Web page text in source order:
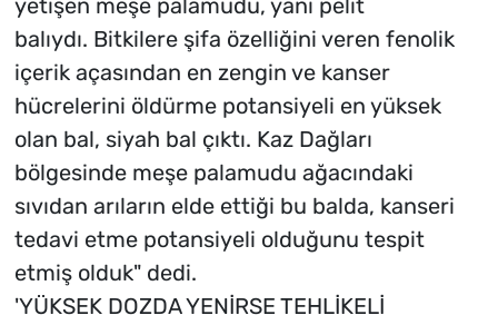
yetişen meşe palamudu, yani pelit
balıydı. Bitkilere şifa özelliğini veren fenolik
içerik açasından en zengin ve kanser
hücrelerini öldürme potansiyeli en yüksek
olan bal, siyah bal çıktı. Kaz Dağları
bölgesinde meşe palamudu ağacındaki
sıvıdan arıların elde ettiği bu balda, kanseri
tedavi etme potansiyeli olduğunu tespit
etmiş olduk" dedi.
'YÜKSEK DOZDA YENİRSE TEHLİKELİ